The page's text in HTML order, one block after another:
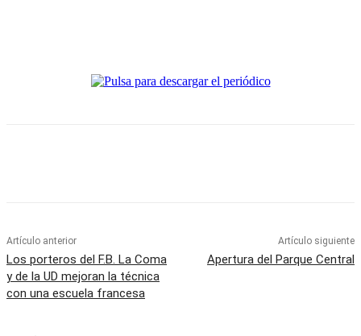
Artículo anterior
Los porteros del F.B. La Coma
y de la UD mejoran la técnica
con una escuela francesa
Artículo siguiente
Apertura del Parque Central